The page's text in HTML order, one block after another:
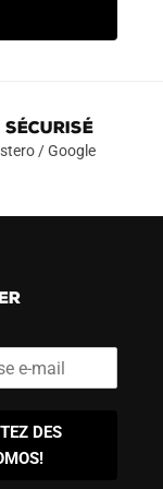
Sécurisé
/ Google
DES